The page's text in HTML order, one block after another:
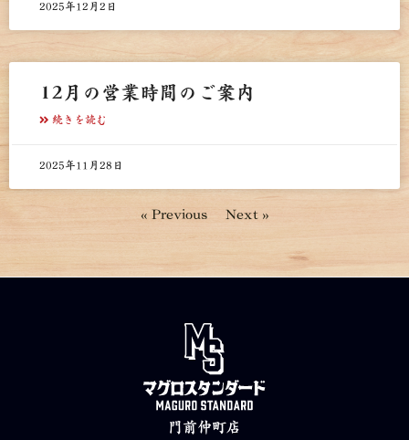
2025年12月2日
12月の営業時間のご案内
続きを読む
2025年11月28日
« Previous Next »
門前仲町店